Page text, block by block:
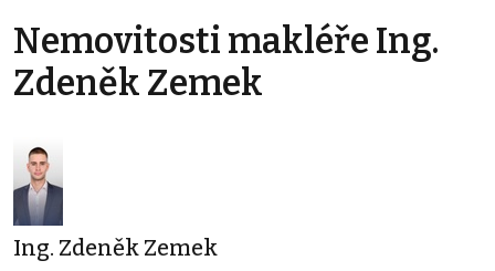
Nemovitosti makléře Ing.
Zdeněk Zemek
Ing. Zdeněk Zemek